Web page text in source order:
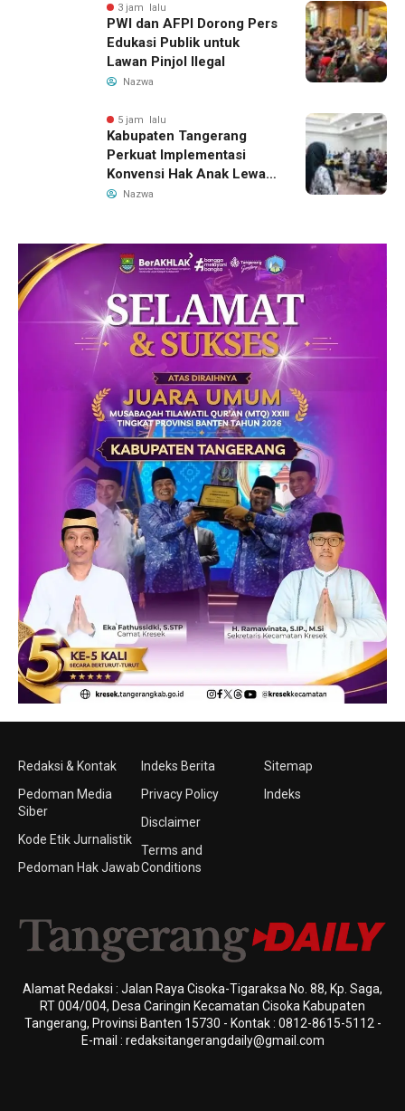
3 jam lalu
PWI dan AFPI Dorong Pers
Edukasi Publik untuk
Lawan Pinjol Ilegal
Nazwa
5 jam lalu
Kabupaten Tangerang
Perkuat Implementasi
Konvensi Hak Anak Lewat
Pelatihan Berbasis Budaya
Nazwa
Redaksi & Kontak
Pedoman Media
Siber
Kode Etik Jurnalistik
Pedoman Hak Jawab
Indeks Berita
Privacy Policy
Disclaimer
Terms and
Conditions
Sitemap
Indeks
Alamat Redaksi : Jalan Raya Cisoka-Tigaraksa No. 88, Kp. Saga,
RT 004/004, Desa Caringin Kecamatan Cisoka Kabupaten
Tangerang, Provinsi Banten 15730 - Kontak : 0812-8615-5112 -
E-mail : redaksitangerangdaily@gmail.com